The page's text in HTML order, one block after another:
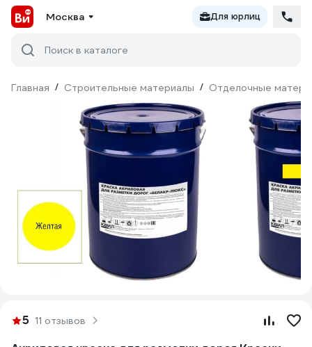
Москва Для юрлиц
Поиск в каталоге
Главная / Строительные материалы / Отделочные
5 11 отзывов